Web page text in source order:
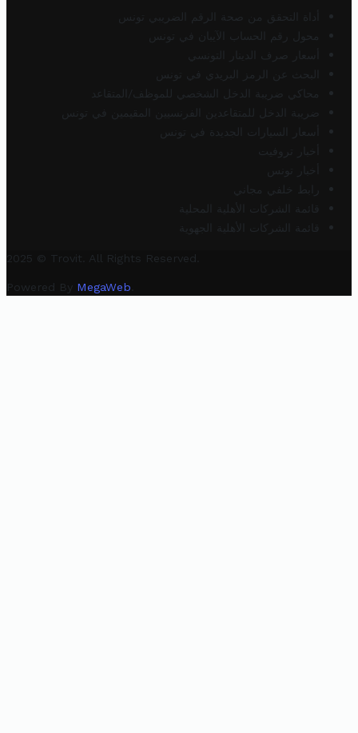
أداة التحقق من صحة الرقم الضريبي تونس
محول رقم الحساب الآيبان في تونس
أسعار صرف الدينار التونسي
البحث عن الرمز البريدي في تونس
محاكي ضريبة الدخل الشخصي للموظف/المتقاعد
ضريبة الدخل للمتقاعدين الفرنسيين المقيمين في تونس
أسعار السيارات الجديدة في تونس
أخبار تروفيت
أخبار تونس
رابط خلفي مجاني
قائمة الشركات الأهلية المحلية
قائمة الشركات الأهلية الجهوية
2025 © Trovit. All Rights Reserved.
Powered By MegaWeb